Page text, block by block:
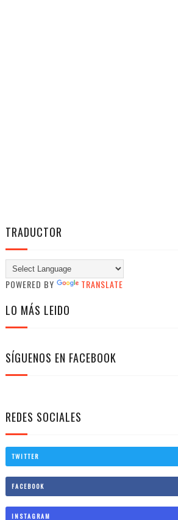
TRADUCTOR
POWERED BY TRANSLATE
LO MÁS LEIDO
SÍGUENOS EN FACEBOOK
REDES SOCIALES
TWITTER
FACEBOOK
INSTAGRAM